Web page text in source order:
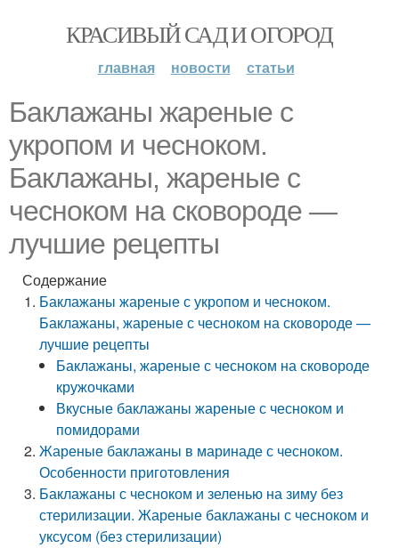
КРАСИВЫЙ САД И ОГОРОД
главная новости статьи
Баклажаны жареные с
укропом и чесноком.
Баклажаны, жареные с
чесноком на сковороде —
лучшие рецепты
Содержание
Баклажаны жареные с укропом и чесноком.
Баклажаны, жареные с чесноком на сковороде —
лучшие рецепты
Баклажаны, жареные с чесноком на сковороде
кружочками
Вкусные баклажаны жареные с чесноком и
помидорами
Жареные баклажаны в маринаде с чесноком.
Особенности приготовления
Баклажаны с чесноком и зеленью на зиму без
стерилизации. Жареные баклажаны с чесноком и
уксусом (без стерилизации)